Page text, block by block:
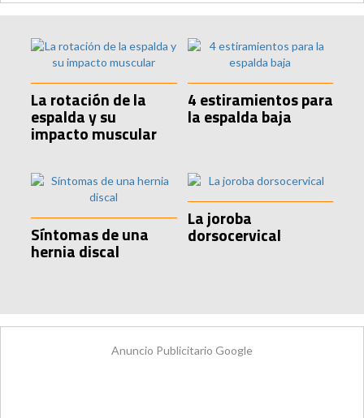
La rotación de la
espalda y su
impacto muscular
4 estiramientos para
la espalda baja
Síntomas de una
hernia discal
La joroba
dorsocervical
Anuncio Publicitario Google